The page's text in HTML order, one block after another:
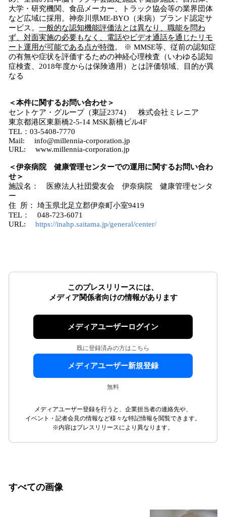
大学・研究機関、食品メーカー、トラック協会等の業界団体
など広域に採用。神奈川県ME-BYO（未病）ブランド認定サ
ービス。 一般的な認知機能評価法とは異なり、職能を問わ
ず、対面実施の必要もなく、電話やビデオ通話を通じたリモ
ート運用が可能である点が特徴。 ※ MMSE等、従前の認知症
の有無や症状を評価するための神経心理検査（いわゆる認知
症検査、2018年度からは保険適用）とは評価領域、目的が異
なる
＜本件に関するお問い合わせ＞
セントケア・グループ（東証2374） 株式会社ミレニア
東京都港区東新橋2-5-14 MSK新橋ビル4F
TEL：03-5408-7770
Mail: info@millennia-corporation.jp
URL: www.millennia-corporation.jp
＜伊奈病院 健康管理センターでの運用に関するお問い合わ
せ＞
施設名： 医療法人社団愛友会 伊奈病院 健康管理センタ
ー
住 所： 埼玉県北足立郡伊奈町小室9419
TEL： 048-723-6071
URL: https://inahp.saitama.jp/general/center/
このプレスリリースには、
メディア関係者向けの情報があります
メディアユーザーログイン
既に登録済みの方はこちら
メディアユーザー新規登録
無料
メディアユーザー登録を行うと、企業担当者の連絡先や、
イベント・記者会見の情報など様々な特記情報を閲覧できます。
※内容はプレスリリースにより異なります。
すべての画像